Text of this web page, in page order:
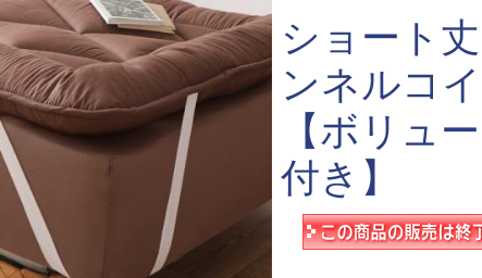
ショート
ンネルコ
【ボリュ
付き】